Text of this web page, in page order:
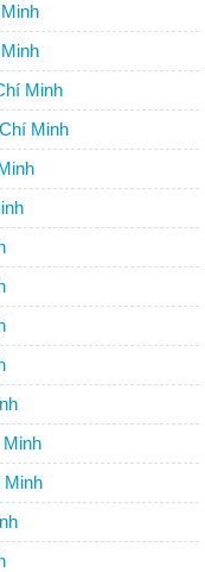
Minh
Minh
Minh